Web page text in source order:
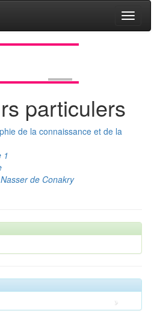
Toggle
particulers
de la connaissance et de la
1
de Conakry